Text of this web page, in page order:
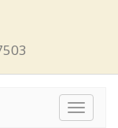
Toggle